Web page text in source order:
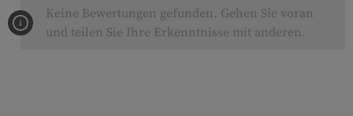
Keine Bewertungen gefunden. Gehen Sie voran
und teilen Sie Ihre Erkenntnisse mit anderen.